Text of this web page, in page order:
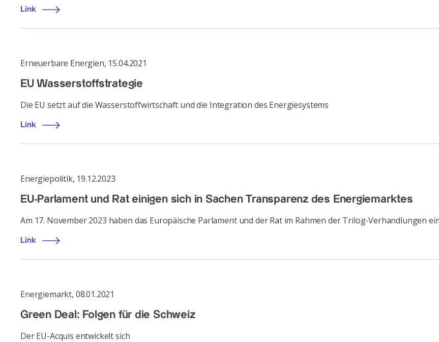
Link
Erneuerbare Energien, 15.04.2021
EU Wasserstoff­strategie
Die EU setzt auf die Wasserstoffwirtschaft und die Integration des Energiesystems
Link
Energiepolitik, 19.12.2023
EU-Parlament und Rat einigen sich in Sachen Transparenz des Energiemarktes
Am 17. November 2023 haben das Europäische Parlament und der Rat im Rahmen der Trilog-Verhandlungen
Link
Energiemarkt, 08.01.2021
Green Deal: Folgen für die Schweiz
Der EU-Acquis entwickelt sich